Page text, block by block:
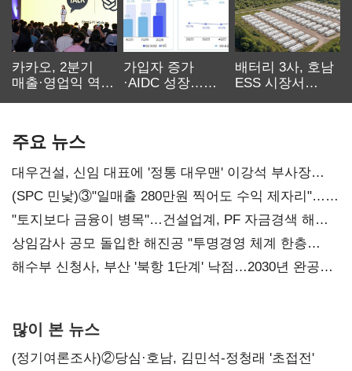
카카오, 2분기
매출·영업익 역대
가입자 증가
·AIDC 성장…
배터리 3사, 호남
ESS 시장서
주요 뉴스
대우건설, 신임 대표에 '정통 대우맨' 이강석 부사장
내정
(SPC 민낯)③"일매출 280만원 찍어도 수익 제자리"…
점주 울리는 '상시 할인'
"토지보다 금융이 병목"…건설업계, PF 자금경색 해소
목소리
상임감사 공모 돌입한 해진공 "투명경영 체계 한층
강화"
해수부 신청사, 부산 '북항 1단계' 낙점…2030년 완공
많이 본 뉴스
(정기여론조사)②당심·호남, 김민석-정청래 '초접전'